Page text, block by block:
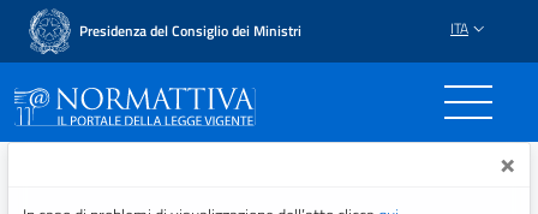
Presidenza del Consiglio dei Ministri ITA
Normattiva - Il portale ×